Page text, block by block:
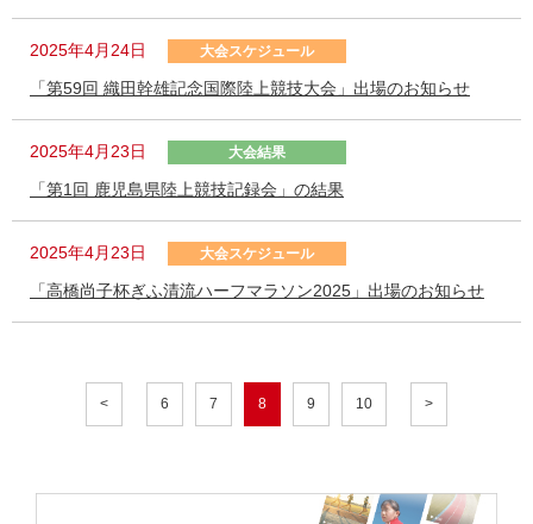
2025年4月24日 大会スケジュール
「第59回 織田幹雄記念国際陸上競技大会」出場のお知らせ
2025年4月23日 大会結果
「第1回 鹿児島県陸上競技記録会」の結果
2025年4月23日 大会スケジュール
「高橋尚子杯ぎふ清流ハーフマラソン2025」出場のお知らせ
< 6 7 8 9 10 >